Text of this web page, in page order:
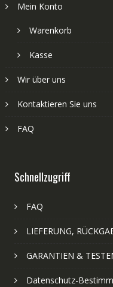
Mein Konto
Warenkorb
Kasse
Wir über uns
Kontaktieren Sie uns
FAQ
Schnellzugriff
FAQ
LIEFERUNG,
GARANTIEN &
Datenschutz-